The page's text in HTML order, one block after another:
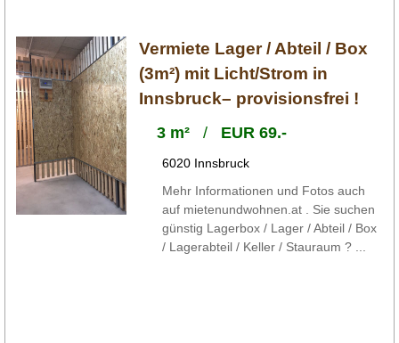
Vermiete Lager / Abteil / Box
(3m²) mit Licht/Strom in
Innsbruck– provisionsfrei !
3 m²/ EUR 69.-
6020 Innsbruck
Mehr Informationen und Fotos auch
auf mietenundwohnen.at . Sie suchen
günstig Lagerbox / Lager / Abteil / Box
/ Lagerabteil / Keller / Stauraum ? ...